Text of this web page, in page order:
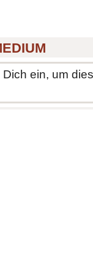
ein, um